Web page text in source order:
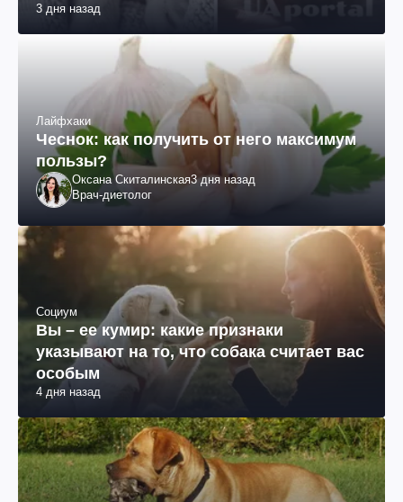
3 дня назад
Лайфхаки
Чеснок: как получить от него максимум
пользы?
Оксана Скиталинская3 дня назад
Врач-диетолог
Социум
Вы – ее кумир: какие признаки
указывают на то, что собака считает вас
особым
4 дня назад